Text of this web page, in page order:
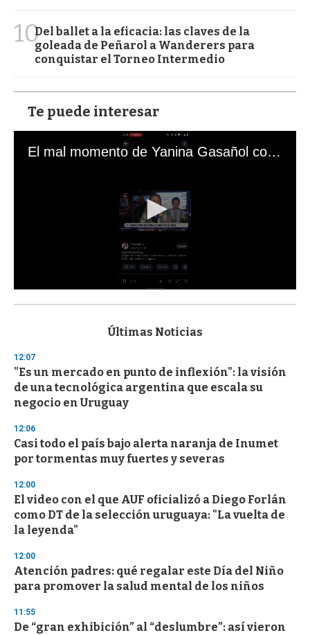
10Del ballet a la eficacia: las claves de la
goleada de Peñarol a Wanderers para
conquistar el Torneo Intermedio
Te puede interesar
El mal momento de Yanina Gasañol con un hincha argentino en "Subrayado"
s
d
s
o
f
3
s
e
c
o
d
s
Últimas Noticias
12:07
"Es un mercado en punto de inflexión": la visión
de una tecnológica argentina que escala su
negocio en Uruguay
12:06
Casi todo el país bajo alerta naranja de Inumet
por tormentas muy fuertes y severas
12:00
El video con el que AUF oficializó a Diego Forlán
como DT de la selección uruguaya: "La vuelta de
la leyenda"
12:00
Atención padres: qué regalar este Día del Niño
para promover la salud mental de los niños
11:55
De “gran exhibición” al “deslumbre”: así vieron